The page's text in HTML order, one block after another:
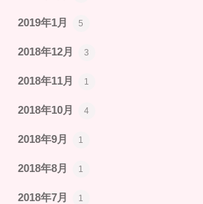
2019年1月 5
2018年12月 3
2018年11月 1
2018年10月 4
2018年9月 1
2018年8月 1
2018年7月 1